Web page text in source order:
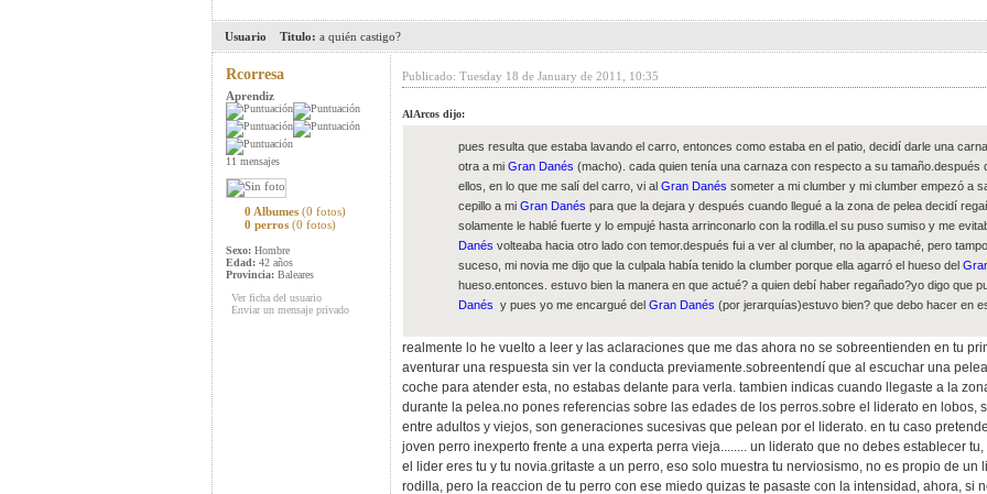
Usuario Titulo: a quién castigo?
Rcorresa
Aprendiz
11 mensajes
0 Albumes (0 fotos)
0 perros (0 fotos)
Sexo: Hombre
Edad: 42 años
Provincia: Baleares
Ver ficha del usuario
Enviar un mensaje privado
Publicado: Tuesday 18 de January de 2011, 10:35
AlArcos dijo:
pues resulta que estaba lavando el carro, entonces como estaba en el patio, decidí darle una
otra a mi Gran Danés (macho). cada quien tenía una carnaza con respecto a su tamaño.después
ellos, en lo que me salí del carro, vi al Gran Danés someter a mi clumber y mi clumber empezó a
cepillo a mi Gran Danés para que la dejara y después cuando llegué a la zona de pelea decidí
solamente le hablé fuerte y lo empujé hasta arrinconarlo con la rodilla.el su puso sumiso y me
Danés volteaba hacia otro lado con temor.después fui a ver al clumber, no la apapaché, pero
suceso, mi novia me dijo que la culpala había tenido la clumber porque ella agarró el hueso del
hueso.entonces. estuvo bien la manera en que actué? a quien debí haber regañado?yo digo que
Danés y pues yo me encargué del Gran Danés (por jerarquías)estuvo bien? que debo hacer en
realmente lo he vuelto a leer y las aclaraciones que me das ahora no se sobreentienden en tu
aventurar una respuesta sin ver la conducta previamente.sobreentendí que al escuchar una
coche para atender esta, no estabas delante para verla. tambien indicas cuando llegaste a la
durante la pelea.no pones referencias sobre las edades de los perros.sobre el liderato en lobos,
entre adultos y viejos, son generaciones sucesivas que pelean por el liderato. en tu caso
joven perro inexperto frente a una experta perra vieja........ un liderato que no debes establecer
el lider eres tu y tu novia.gritaste a un perro, eso solo muestra tu nerviosismo, no es propio de
rodilla, pero la reaccion de tu perro con ese miedo quizas te pasaste con la intensidad, ahora, si